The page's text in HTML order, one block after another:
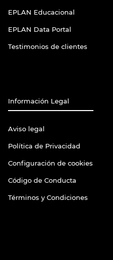
EPLAN Educacional
EPLAN Data Portal
Testimonios de clientes
Información Legal
Aviso legal
Política de Privacidad
Configuración de cookies
Código de Conducta
Términos y Condiciones